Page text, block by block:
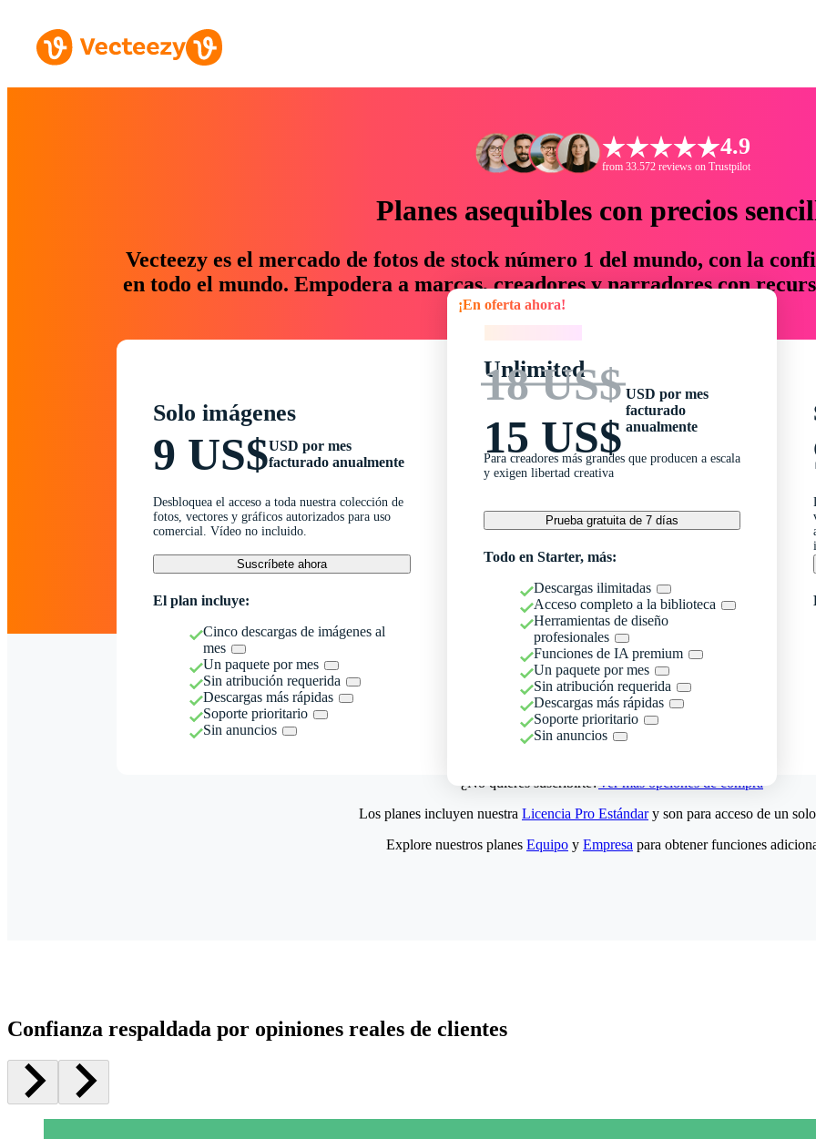
4.9
from 33.572 reviews on Trustpilot
Planes asequibles con precios
Vecteezy es el mercado de fotos de stock número 1 del mundo, con la
en todo el mundo. Empodera a marcas, creadores y narradores con
un 76 % en tiempo y presupuesto.
Solo imágenes
9 US$USD por mes
facturado anualmente
Desbloquea el acceso a toda nuestra colección de
fotos, vectores y gráficos autorizados para uso
comercial. Vídeo no incluido.
Suscríbete ahora
El plan incluye:
Cinco descargas de imágenes al
mes
Un paquete por mes
Sin atribución requerida
Descargas más rápidas
Soporte prioritario
Sin anuncios
¡En oferta ahora!
Unlimited
18 US$
15 US$
USD por mes
facturado
anualmente
Para creadores más grandes que producen a escala
y exigen libertad creativa
Prueba gratuita de 7 días
Todo en Starter, más:
Descargas ilimitadas
Acceso completo a la biblioteca
Herramientas de diseño
profesionales
Funciones de IA premium
Un paquete por mes
Sin atribución requerida
Descargas más rápidas
Soporte prioritario
Sin anuncios
¿No quieres suscribirte?Ver más opciones de compra
Los planes incluyen nuestra Licencia Pro Estándary son para acceso de un
Explore nuestros planes Equipo y Empresa para obtener funciones
Confianza respaldada por opiniones reales de clientes